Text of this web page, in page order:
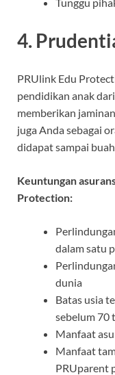
4.
PRUlink Edu
pendidikan anak
memberikan
juga Anda sebagai
didapat sampai
Keuntungan
Protection:
dalam satu
dunia
Batas usia
sebelum 70
Manfaat
Manfaat
PRUparent